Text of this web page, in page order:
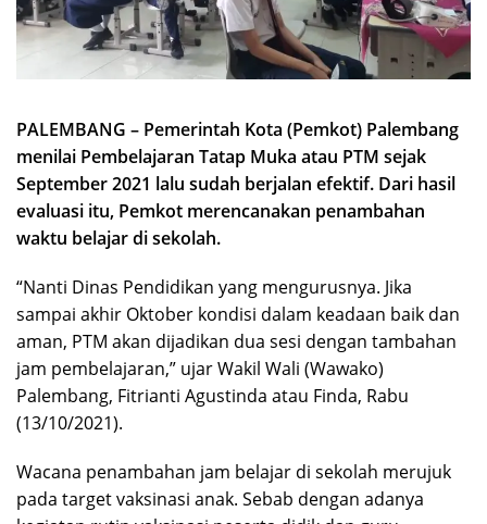
PALEMBANG – Pemerintah Kota (Pemkot) Palembang
menilai Pembelajaran Tatap Muka atau PTM sejak
September 2021 lalu sudah berjalan efektif. Dari hasil
evaluasi itu, Pemkot merencanakan penambahan
waktu belajar di sekolah.
“Nanti Dinas Pendidikan yang mengurusnya. Jika
sampai akhir Oktober kondisi dalam keadaan baik dan
aman, PTM akan dijadikan dua sesi dengan tambahan
jam pembelajaran,” ujar Wakil Wali (Wawako)
Palembang, Fitrianti Agustinda atau Finda, Rabu
(13/10/2021).
Wacana penambahan jam belajar di sekolah merujuk
pada target vaksinasi anak. Sebab dengan adanya